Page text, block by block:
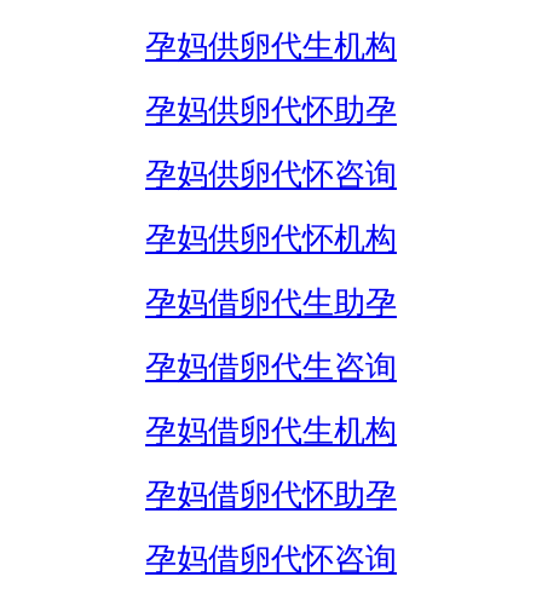
孕妈供卵代生机构
孕妈供卵代怀助孕
孕妈供卵代怀咨询
孕妈供卵代怀机构
孕妈借卵代生助孕
孕妈借卵代生咨询
孕妈借卵代生机构
孕妈借卵代怀助孕
孕妈借卵代怀咨询